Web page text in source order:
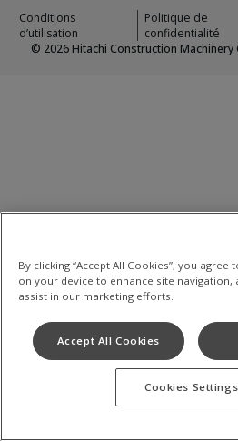
Conditions
d’utilisation
Politique de
confidentialité
© 2026Hitachi Construction Machinery
By clicking “Accept All Cookies”, you
on your device to enhance site navigation,
assist in our marketing efforts.
Accept All Cookies
Cookies Settings